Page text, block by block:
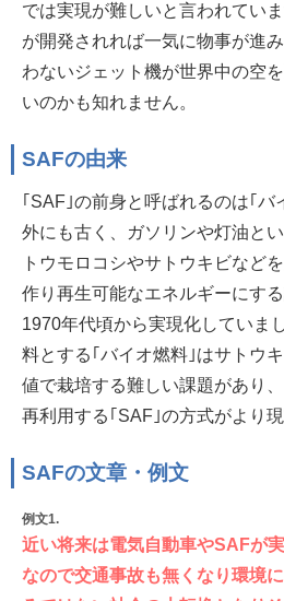
では実現が難しいと言われてい
が開発されれば一気に物事が進
わないジェット機が世界中の空
いのかも知れません。
SAFの由来
｢SAF｣の前身と呼ばれるのは｢
外にも古く、ガソリンや灯油と
トウモロコシやサトウキビなど
作り再生可能なエネルギーにす
1970年代頃から実現化していま
料とする｢バイオ燃料｣はサトウ
値で栽培する難しい課題があり
再利用する｢SAF｣の方式がより
SAFの文章・例文
例文1.
近い将来は電気自動車やSAFが
なので交通事故も無くなり環境